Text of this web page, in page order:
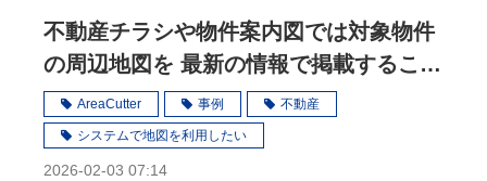
不動産チラシや物件案内図では対象物件
の周辺地図を 最新の情報で掲載すること
が重要AreaCutter 事例 不動産
システムで地図を利用したい
2026-02-03 07:14